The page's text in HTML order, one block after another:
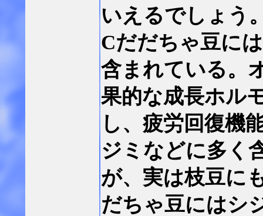
いえるでしょう
Cだだちゃ豆に
含まれている。
果的な成長ホル
し、疲労回復機
ジミなどに多く
が、実は枝豆に
だちゃ豆にはシ